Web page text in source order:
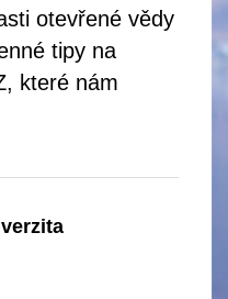
otevřené vědy
tipy na
které nám